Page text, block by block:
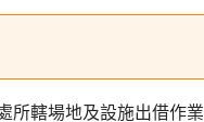
所轄場地及設施出借作業